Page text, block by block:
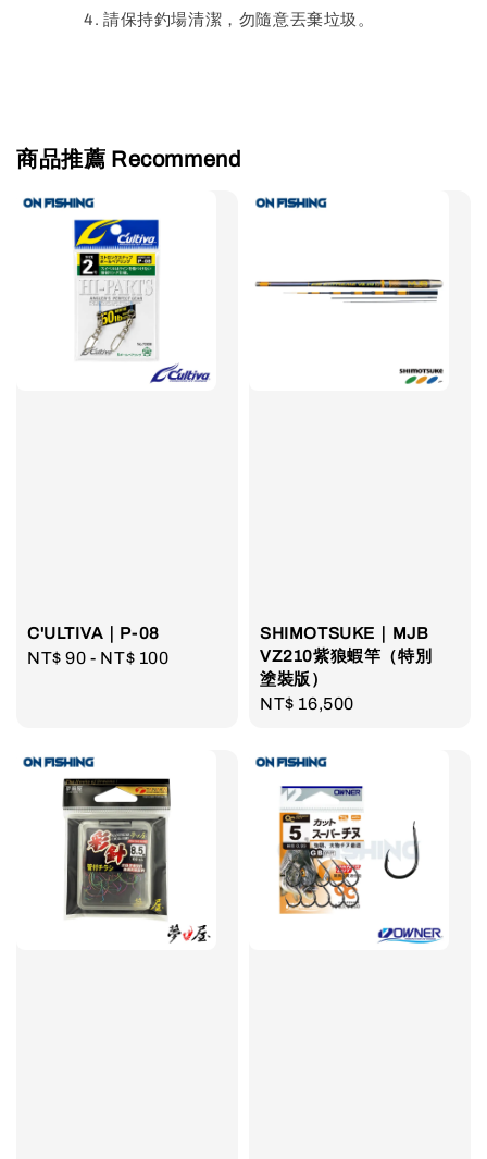
請保持釣場清潔，勿隨意丟棄垃圾。
商品推薦 Recommend
C'ULTIVA｜P-08
Regular
NT$ 90 - NT$ 100
SHIMOTSUKE｜MJB
VZ210紫狼蝦竿（特別
塗裝版）
Regular
NT$ 16,500